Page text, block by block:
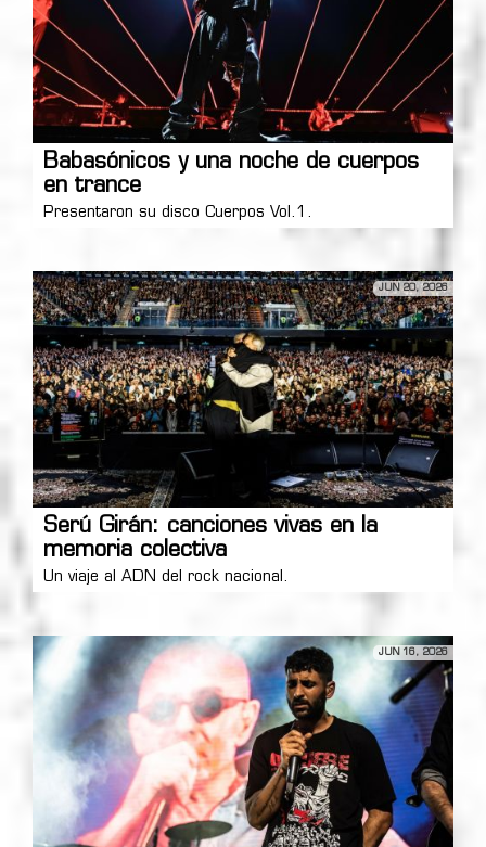
Babasónicos y una noche de cuerpos
en trance
Presentaron su disco Cuerpos Vol.1.
JUN 20, 2026
Serú Girán: canciones vivas en la
memoria colectiva
Un viaje al ADN del rock nacional.
JUN 16, 2026